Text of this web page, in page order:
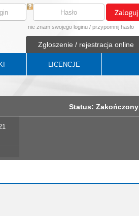
nie znam swojego loginu / przypomnij hasło
Zgłoszenie / rejestracja online
LICENCJE
Status: Zakończony